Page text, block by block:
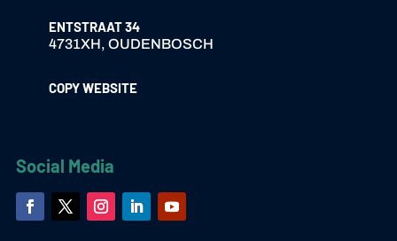
ENTSTRAAT 34
4731XH, OUDENBOSCH
COPY WEBSITE
Social Media